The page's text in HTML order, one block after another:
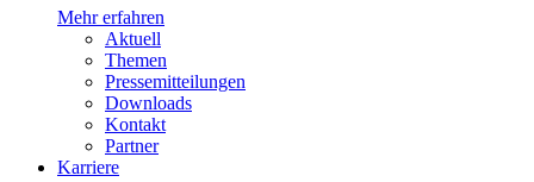
Mehr erfahren
Aktuell
Themen
Pressemitteilungen
Downloads
Kontakt
Partner
Karriere